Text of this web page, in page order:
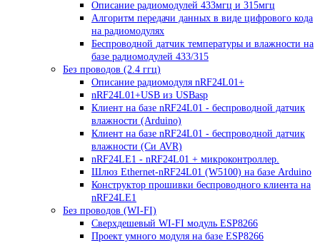
Описание радиомодулей 433мгц и 315мгц
Алгоритм передачи данных в виде цифрового кода
на радиомодулях
Беспроводной датчик температуры и влажности на
базе радиомодулей 433/315
Без проводов (2.4 ггц)
Описание радиомодуля nRF24L01+
nRF24L01+USB из USBasp
Клиент на базе nRF24L01 - беспроводной датчик
влажности (Arduino)
Клиент на базе nRF24L01 - беспроводной датчик
влажности (Си AVR)
nRF24LE1 - nRF24L01 + микроконтроллер.
Шлюз Ethernet-nRF24L01 (W5100) на базе Arduino
Конструктор прошивки беспроводного клиента на
nRF24LE1
Без проводов (WI-FI)
Сверхдешевый WI-FI модуль ESP8266
Проект умного модуля на базе ESP8266